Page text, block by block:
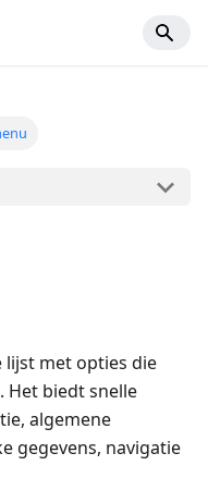
lijst met opties die
Het biedt snelle
algemene
gegevens, navigatie